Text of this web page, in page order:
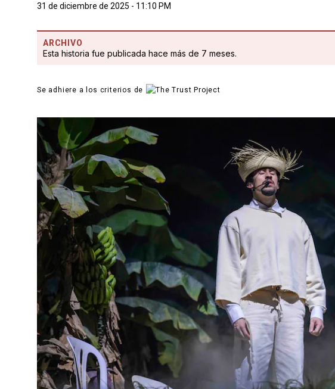
31 de diciembre de 2025 - 11:10 PM
ARCHIVO
Esta historia fue publicada hace más de 7 meses.
Se adhiere a los criterios de